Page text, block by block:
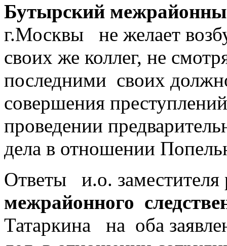
Бутырский
г.Москвы не желает
своих же коллег, не
последними своих
совершения
проведении
дела в отношении
Ответы и.о. заместителя
межрайонного
Татаркина на оба